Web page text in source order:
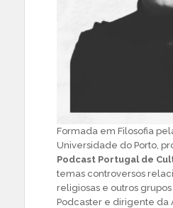
Formada em Filosofia
Universidade do Porto,
Podcast Portugal de
temas controversos
religiosas e outros
Podcaster e dirigente da